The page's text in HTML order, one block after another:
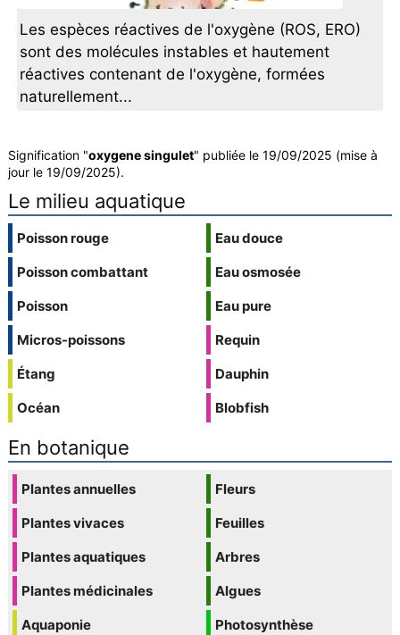
Les espèces réactives de l'oxygène (ROS, ERO)
sont des molécules instables et hautement
réactives contenant de l'oxygène, formées
naturellement...
Signification "oxygene singulet" publiée le 19/09/2025 (mise à
jour le 19/09/2025).
Le milieu aquatique
Poisson rouge
Poisson combattant
Poisson
Micros-poissons
Étang
Océan
Eau douce
Eau osmosée
Eau pure
Requin
Dauphin
Blobfish
En botanique
Plantes annuelles
Plantes vivaces
Plantes aquatiques
Plantes médicinales
Aquaponie
Fleurs
Feuilles
Arbres
Algues
Photosynthèse